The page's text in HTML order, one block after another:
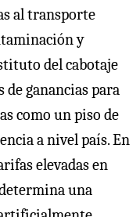
al transporte
y
del cabotaje
ganancias para
como un piso de
a nivel país. En
elevadas en
una